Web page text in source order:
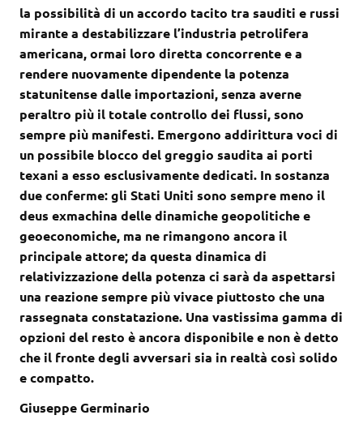
la possibilità di un accordo tacito tra sauditi e russi
mirante a destabilizzare l’industria petrolifera
americana, ormai loro diretta concorrente e a
rendere nuovamente dipendente la potenza
statunitense dalle importazioni, senza averne
peraltro più il totale controllo dei flussi, sono
sempre più manifesti. Emergono addirittura voci di
un possibile blocco del greggio saudita ai porti
texani a esso esclusivamente dedicati. In sostanza
due conferme: gli Stati Uniti sono sempre meno il
deus exmachina delle dinamiche geopolitiche e
geoeconomiche, ma ne rimangono ancora il
principale attore; da questa dinamica di
relativizzazione della potenza ci sarà da aspettarsi
una reazione sempre più vivace piuttosto che una
rassegnata constatazione. Una vastissima gamma di
opzioni del resto è ancora disponibile e non è detto
che il fronte degli avversari sia in realtà così solido
e compatto.
Giuseppe Germinario